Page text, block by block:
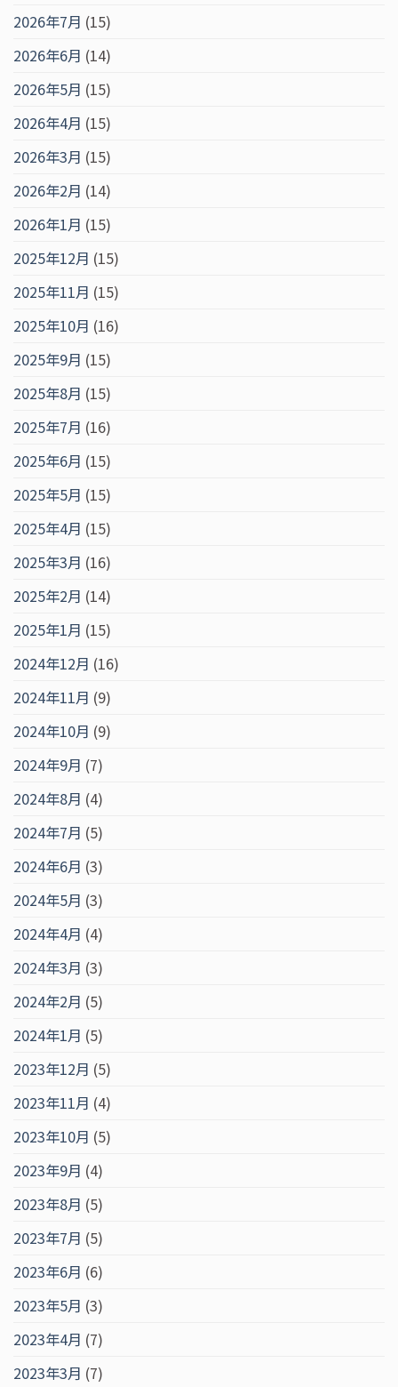
2026年7月 (15)
2026年6月 (14)
2026年5月 (15)
2026年4月 (15)
2026年3月 (15)
2026年2月 (14)
2026年1月 (15)
2025年12月 (15)
2025年11月 (15)
2025年10月 (16)
2025年9月 (15)
2025年8月 (15)
2025年7月 (16)
2025年6月 (15)
2025年5月 (15)
2025年4月 (15)
2025年3月 (16)
2025年2月 (14)
2025年1月 (15)
2024年12月 (16)
2024年11月 (9)
2024年10月 (9)
2024年9月 (7)
2024年8月 (4)
2024年7月 (5)
2024年6月 (3)
2024年5月 (3)
2024年4月 (4)
2024年3月 (3)
2024年2月 (5)
2024年1月 (5)
2023年12月 (5)
2023年11月 (4)
2023年10月 (5)
2023年9月 (4)
2023年8月 (5)
2023年7月 (5)
2023年6月 (6)
2023年5月 (3)
2023年4月 (7)
2023年3月 (7)